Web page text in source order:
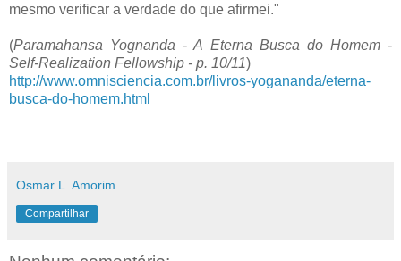
mesmo verificar a verdade do que afirmei."
(Paramahansa Yognanda - A Eterna Busca do Homem -
Self-Realization Fellowship - p. 10/11)
http://www.omnisciencia.com.br/livros-yogananda/eterna-
busca-do-homem.html
Osmar L. Amorim
Compartilhar